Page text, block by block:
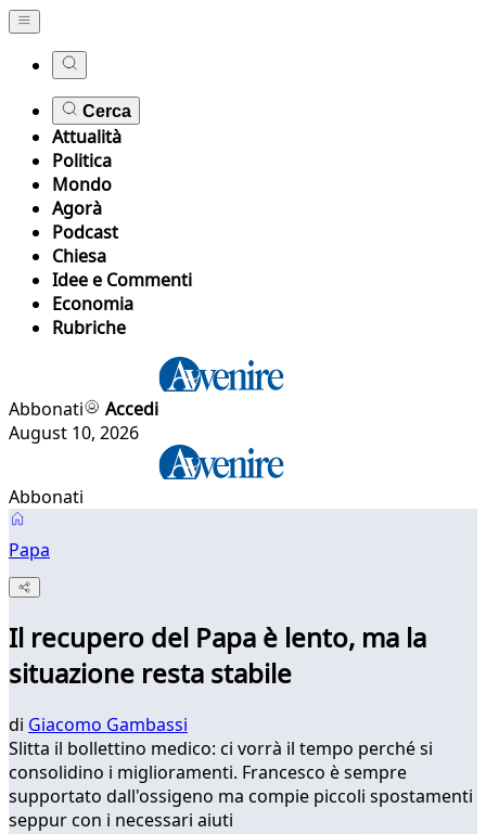
Cerca
Attualità
Politica
Mondo
Agorà
Podcast
Chiesa
Idee e Commenti
Economia
Rubriche
Abbonati
Accedi
August 10, 2026
Abbonati
Papa
Il recupero del Papa è lento, ma la
situazione resta stabile
di Giacomo Gambassi
Slitta il bollettino medico: ci vorrà il tempo perché si
consolidino i miglioramenti. Francesco è sempre
supportato dall'ossigeno ma compie piccoli spostamenti
seppur con i necessari aiuti